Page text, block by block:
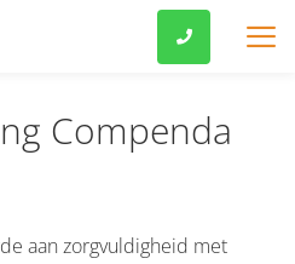
Compenda
aan zorgvuldigheid met